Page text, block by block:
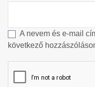
A nevem és e-mail
következő